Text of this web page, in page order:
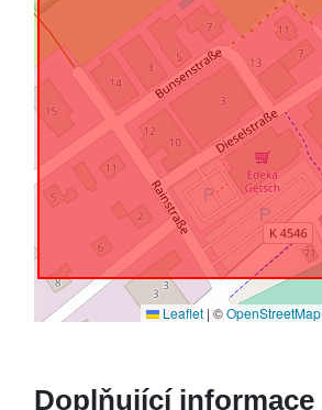
Leaflet |©OpenStreetMap
Doplňující informace